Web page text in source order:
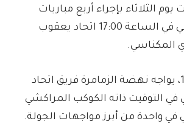
الثلاثاء بإجراء أربع مباريات
حاسمة، حيث يلتقي في الساعة 17:00 اتحاد يعقوب
المكناسي.
وفي الساعة 19:00، يواجه نهضة الزمامرة فريق اتحاد
في التوقيت ذاته الكوكب المراكشي
في واحدة من أبرز مواجهات الجولة.